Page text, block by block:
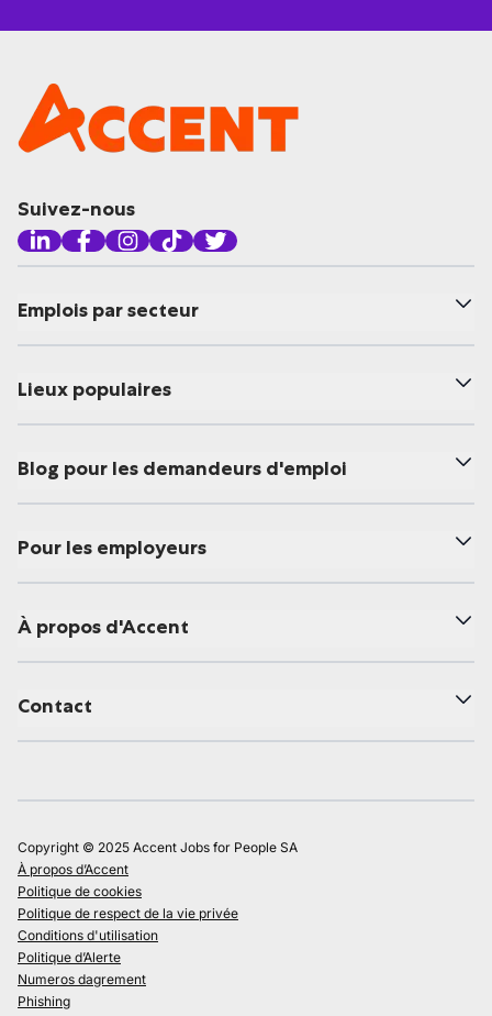
Suivez-nous
Emplois par secteur
Lieux populaires
Blog pour les demandeurs d'emploi
Pour les employeurs
À propos d'Accent
Contact
Copyright © 2025 Accent Jobs for People SA
À propos d’Accent
Politique de cookies
Politique de respect de la vie privée
Conditions d'utilisation
Politique d’Alerte
Numeros dagrement
Phishing